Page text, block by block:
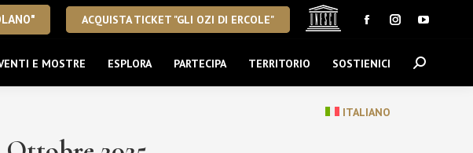
ACQUISTA TICKET "GLI OZI DI ERCOLE"
Facebook
opens
in
new
Instagram
opens
in
YouTube
opens
in
E MOSTRE ESPLORA PARTECIPA TERRITORIO SOSTIENICI
ITALIANO
Cerca: